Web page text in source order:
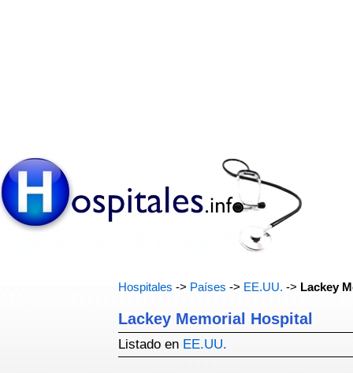
Hospitales -> Países -> EE.UU. -> Lackey
Lackey Memorial Hospital
Listado en EE.UU.